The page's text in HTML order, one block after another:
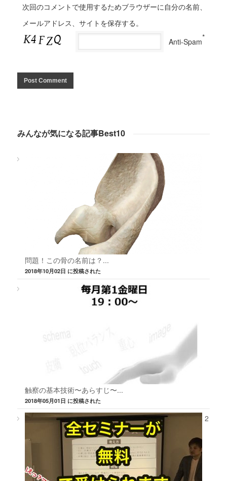
次回のコメントで使用するためブラウザーに自分の名前、
メールアドレス、サイトを保存する。
Anti-Spam*
みんなが気になる記事Best10
問題！この骨の名前は？...
2018年10月02日 に投稿された
触察の基本技術〜あらすじ〜...
2018年05月01日 に投稿された
2